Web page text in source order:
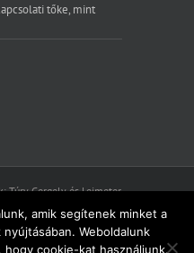
tőke, mint
Túry Gergely és Leimeter
vételi szám: E-
amik segítenek minket a
Weboldalunk
hogy cookie-kat használjunk.